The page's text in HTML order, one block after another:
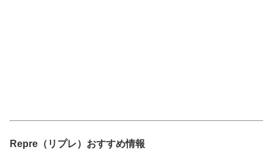
Repre（リプレ）おすすめ情報